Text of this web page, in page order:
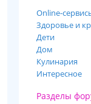
Online-
Здоровье и
Дети
Дом
Кулинария
Интересное
Разделы